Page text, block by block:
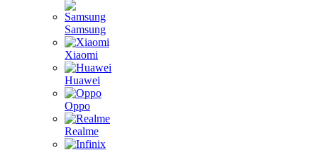
Samsung
Xiaomi
Huawei
Oppo
Realme